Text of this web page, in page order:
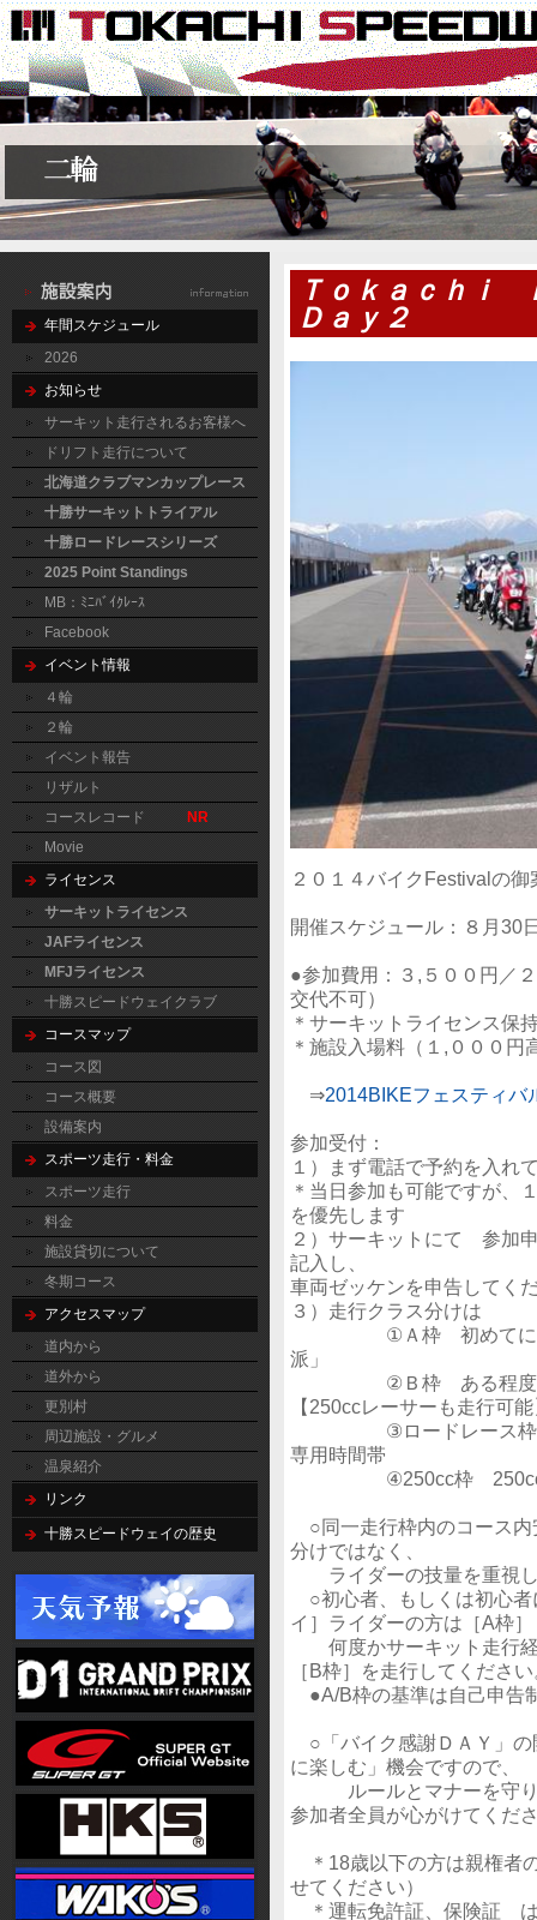
年間スケジュール
2026
お知らせ
サーキット走行されるお客様へ
ドリフト走行について
北海道クラブマンカップレース
十勝サーキットトライアル
十勝ロードレースシリーズ
2025 Point Standings
MB：ﾐﾆﾊﾞｲｸﾚｰｽ
Facebook
イベント情報
４輪
２輪
イベント報告
リザルト
コースレコード
NR
Movie
ライセンス
サーキットライセンス
JAFライセンス
MFJライセンス
十勝スピードウェイクラブ
コースマップ
コース図
コース概要
設備案内
スポーツ走行・料金
スポーツ走行
料金
施設貸切について
冬期コース
アクセスマップ
道内から
道外から
更別村
周辺施設・グルメ
温泉紹介
リンク
十勝スピードウェイの歴史
Ｔｏｋａｃｈ
Ｄａｙ２
２０１４バイクFestivalの
開催スケジュール：８月
●参加費用：３,５００円／
交代不可）
＊サーキットライセンス
＊施設入場料（１,０００円
⇒2014BIKEフェスティ
参加受付：
１）まず電話で予約を入
＊当日参加も可能ですが、
を優先します
２）サーキットにて 参加
記入し、
車両ゼッケンを申告してく
３）走行クラス分けは
①Ａ枠 初めてに近い
派」
②Ｂ枠 ある程度経験
【250ccレーサーも走行可
③ロードレース枠 十勝
専用時間帯
④250cc枠 250cc(4st
○同一走行枠内のコース内
分けではなく、
ライダーの技量を重視
○初心者、もしくは初心
イ］ライダーの方は［A枠］
何度かサーキット走行経
［B枠］を走行してくださ
●A/B枠の基準は自己申告
○「バイク感謝ＤＡＹ」の
に楽しむ」機会ですので、
ルールとマナーを守り
参加者全員が心がけてくだ
＊18歳以下の方は親権者
せてください）
＊運転免許証、保険証